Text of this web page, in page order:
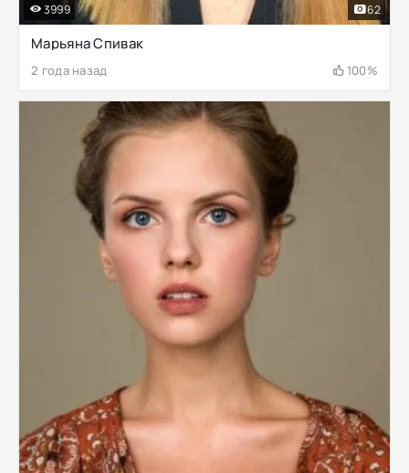
Марьяна Спивак
2 года назад 100%
3999 62